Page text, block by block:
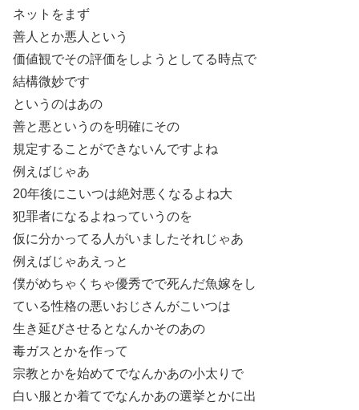
ネットをまず
善人とか悪人という
価値観でその評価をしようとしてる時点で
結構微妙です
というのはあの
善と悪というのを明確にその
規定することができないんですよね
例えばじゃあ
20年後にこいつは絶対悪くなるよね大
犯罪者になるよねっていうのを
仮に分かってる人がいましたそれじゃあ
例えばじゃあえっと
僕がめちゃくちゃ優秀でで死んだ魚嫁をし
ている性格の悪いおじさんがこいつは
生き延びさせるとなんかそのあの
毒ガスとかを作って
宗教とかを始めてでなんかあの小太りで
白い服とか着てでなんかあの選挙とかに出